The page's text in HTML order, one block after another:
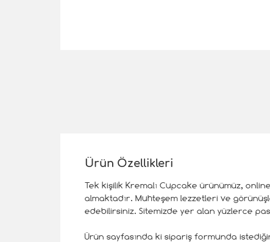
Ürün Özellikleri
Tek kişilik Kremalı Cupcake ürünümüz,
almaktadır. Muhteşem lezzetleri ve
edebilirsiniz. Sitemizde yer alan yüzlerce
Ürün sayfasında ki sipariş formunda